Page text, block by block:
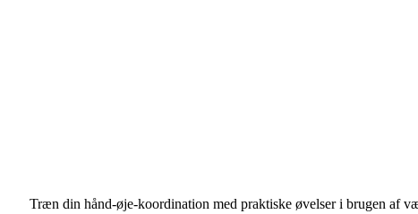
Træn din hånd-øje-koordination med praktiske øvelser i brugen af